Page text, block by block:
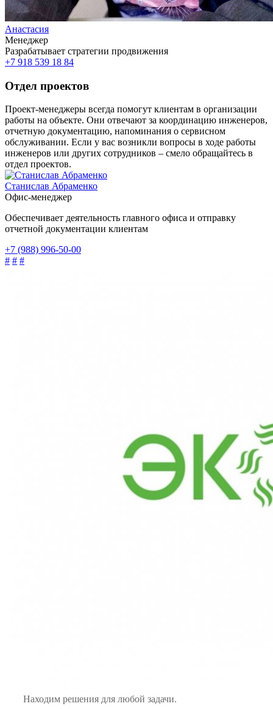
Анастасия
Менеджер
Разрабатывает стратегии продвижения
+7 918 539 18 84
Отдел проектов
Проект-менеджеры всегда помогут клиентам в организации
работы на объекте. Они отвечают за координацию инженеров,
отчетную документацию, напоминания о сервисном
обслуживании. Если у вас возникли вопросы в ходе работы
инженеров или других сотрудников – смело обращайтесь в
отдел проектов.
Станислав Абраменко
Офис-менеджер
Обеспечивает деятельность главного офиса и отправку
отчетной документации клиентам
+7 (988) 996-50-00
# # #
Находим решения для любой задачи.